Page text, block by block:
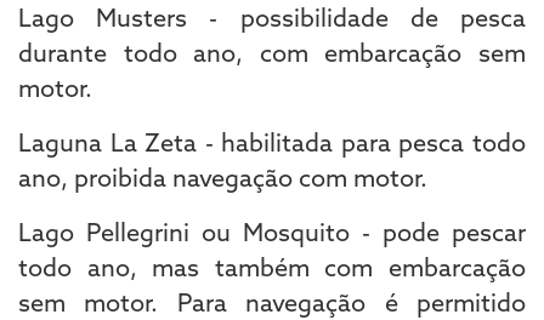
Lago Musters - possibilidade de pesca
durante todo ano, com embarcação sem
motor.
Laguna La Zeta - habilitada para pesca todo
ano, proibida navegação com motor.
Lago Pellegrini ou Mosquito - pode pescar
todo ano, mas também com embarcação
sem motor. Para navegação é permitido